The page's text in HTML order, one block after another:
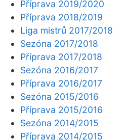
Příprava 2019/2020
Příprava 2018/2019
Liga mistrů 2017/2018
Sezóna 2017/2018
Příprava 2017/2018
Sezóna 2016/2017
Příprava 2016/2017
Sezóna 2015/2016
Příprava 2015/2016
Sezóna 2014/2015
Příprava 2014/2015